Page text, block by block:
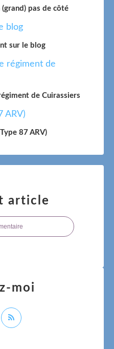
pas de côté
sur le blog
de Cuirassiers
87 ARV)
article
moi